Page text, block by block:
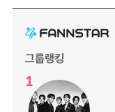
그룹랭킹
1